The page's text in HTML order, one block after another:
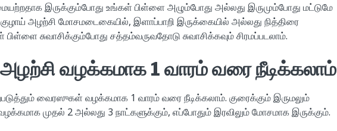
இருக்கும்போது உங்கள் பிள்ளை அழும்போது அல்லது இருமும்போது மட்டுமே
அழற்சி மோசமடைகையில், இளாப்பாறி இருக்கையில் அல்லது நித்திரை
சுவாசிக்கும்போது சத்தம்வருவதோடு சுவாசிக்கவும் சிரமப்படலாம்.
அழற்சி வழக்கமாக 1 வாரம் வரை நீடிக்கலாம்
வைரஸுகள் வழக்கமாக 1 வாரம் வரை நீடிக்கலாம். குரைக்கும் இருமலும்
முதல் 2 அல்லது 3 நாட்களுக்கும், எப்போதும் இரவிலும் மோசமாக இருக்கும்.